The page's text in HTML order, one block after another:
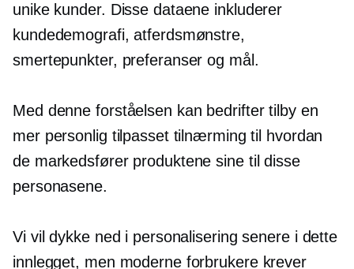
unike kunder. Disse dataene inkluderer
kundedemografi, atferdsmønstre,
smertepunkter, preferanser og mål.
Med denne forståelsen kan bedrifter tilby en
mer personlig tilpasset tilnærming til hvordan
de markedsfører produktene sine til disse
personasene.
Vi vil dykke ned i personalisering senere i dette
innlegget, men moderne forbrukere krever